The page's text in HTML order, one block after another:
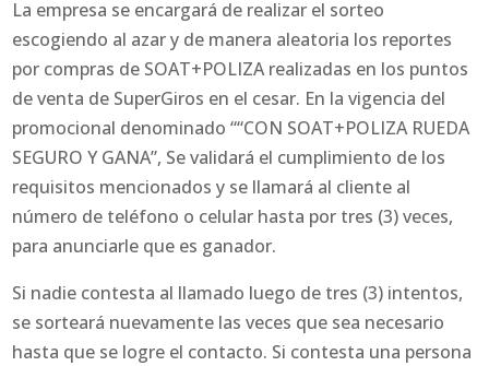
La empresa se encargará de realizar el sorteo
escogiendo al azar y de manera aleatoria los reportes
por compras de SOAT+POLIZA realizadas en los puntos
de venta de SuperGiros en el cesar. En la vigencia del
promocional denominado ““CON SOAT+POLIZA RUEDA
SEGURO Y GANA”, Se validará el cumplimiento de los
requisitos mencionados y se llamará al cliente al
número de teléfono o celular hasta por tres (3) veces,
para anunciarle que es ganador.
Si nadie contesta al llamado luego de tres (3) intentos,
se sorteará nuevamente las veces que sea necesario
hasta que se logre el contacto. Si contesta una persona